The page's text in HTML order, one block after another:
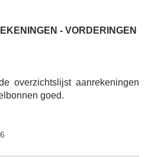
- VORDERINGEN
overzichtslijst aanrekeningen
goed.